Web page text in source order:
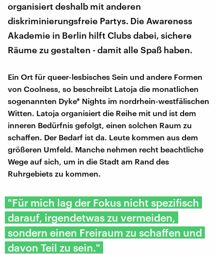
organisiert deshalb mit anderen
diskriminierungsfreie Partys. Die Awareness
Akademie in Berlin hilft Clubs dabei, sichere
Räume zu gestalten - damit alle Spaß haben.
Ein Ort für queer-lesbisches Sein und andere Formen
von Coolness, so beschreibt Latoja die monatlichen
sogenannten Dyke* Nights im nordrhein-westfälischen
Witten. Latoja organisiert die Reihe mit und ist dem
inneren Bedürfnis gefolgt, einen solchen Raum zu
schaffen. Der Bedarf ist da. Leute kommen aus dem
größeren Umfeld. Manche nehmen recht beachtliche
Wege auf sich, um in die Stadt am Rand des
Ruhrgebiets zu kommen.
"Für mich lag der Fokus nicht spezifisch
darauf, irgendetwas zu vermeiden,
sondern einen Freiraum zu schaffen und
davon Teil zu sein."